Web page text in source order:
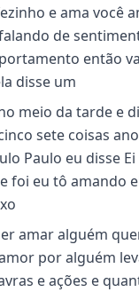
e ama você
de
então
disse um
meio da tarde e
sete coisas
Paulo eu disse
foi eu tô amando
amar alguém
por alguém
e ações e